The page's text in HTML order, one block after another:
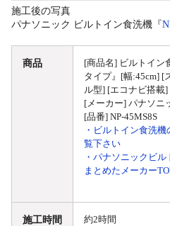
施工後の写真
パナソニック ビルトイン食洗機『
商品
[商品名] ビルトイン
タイプ』[幅:45cm] [
ル型] [エコナビ搭載]
[メーカー] パナソニ
[品番] NP-45MS8S
・ビルトイン食洗
覧下さい
・パナソニックビ
まとめたメーカー
施工時間 約2時間